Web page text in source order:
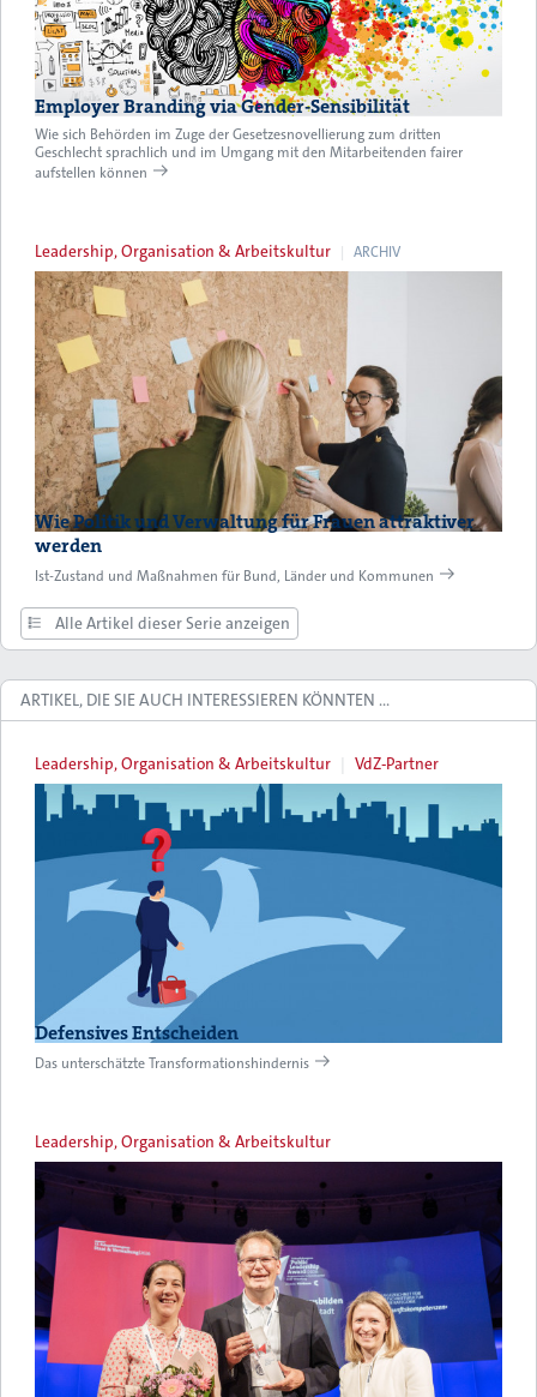
Employer Branding via Gender-Sensibilität
Wie sich Behörden im Zuge der Gesetzesnovellierung zum dritten
Geschlecht sprachlich und im Umgang mit den Mitarbeitenden fairer
aufstellen können
Leadership, Organisation & Arbeitskultur ARCHIV
Wie Politik und Verwaltung für Frauen attraktiver
werden
Ist-Zustand und Maßnahmen für Bund, Länder und Kommunen
Alle Artikel dieser Serie anzeigen
ARTIKEL, DIE SIE AUCH INTERESSIEREN KÖNNTEN …
Leadership, Organisation & Arbeitskultur VdZ-Partner
Defensives Entscheiden
Das unterschätzte Transformationshindernis
Leadership, Organisation & Arbeitskultur